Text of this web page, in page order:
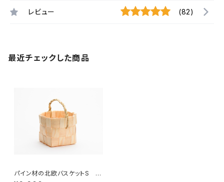
レビュー (82)
最近チェックした商品
パイン材の北欧バスケットS /